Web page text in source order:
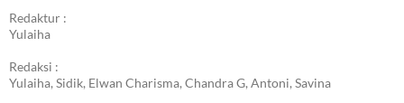
Redaktur :
Yulaiha
Redaksi :
Yulaiha, Sidik, Elwan Charisma, Chandra G, Antoni, Savina